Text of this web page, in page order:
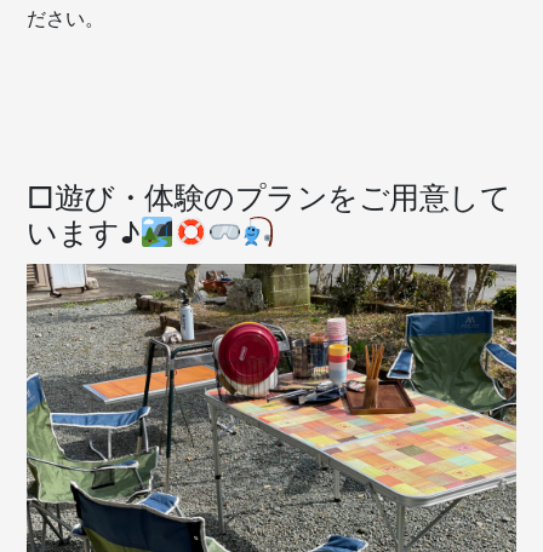
ださい。
□遊び・体験のプランをご用意して
います♪